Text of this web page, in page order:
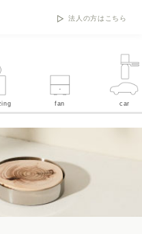
法人の方はこちら
fan car